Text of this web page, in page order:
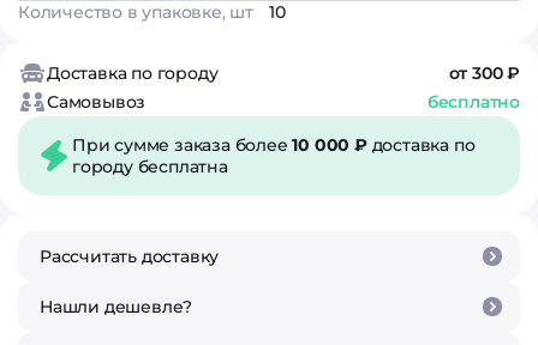
Количество в упаковке, шт
10
Доставка по городу
от 300 ₽
Самовывоз
бесплатно
При сумме заказа более10 000 ₽доставка по
городу бесплатна
Рассчитать доставку
Нашли дешевле?